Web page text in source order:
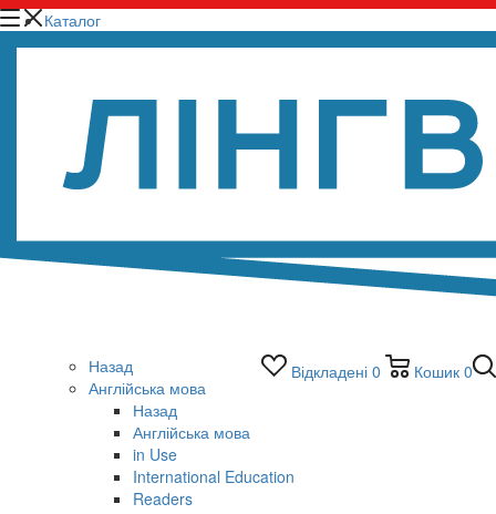
Відкладені 0 Кошик 0
Каталог
Назад
Англійська мова
Назад
Англійська мова
in Use
International Education
Readers